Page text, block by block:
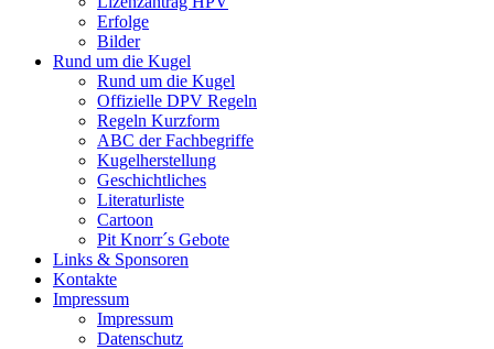
Erfolge
Bilder
Rund um die Kugel
Rund um die Kugel
Offizielle DPV Regeln
Regeln Kurzform
ABC der Fachbegriffe
Kugelherstellung
Geschichtliches
Literaturliste
Cartoon
Pit Knorr´s Gebote
Links & Sponsoren
Kontakte
Impressum
Impressum
Datenschutz